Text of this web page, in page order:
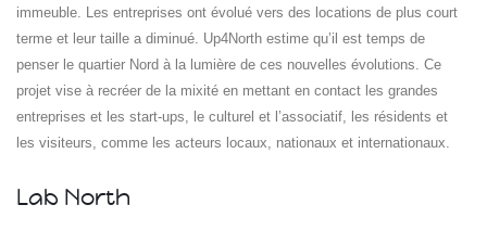
immeuble. Les entreprises ont évolué vers des locations de plus court
terme et leur taille a diminué. Up4North estime qu’il est temps de
penser le quartier Nord à la lumière de ces nouvelles évolutions. Ce
projet vise à recréer de la mixité en mettant en contact les grandes
entreprises et les start-ups, le culturel et l’associatif, les résidents et
les visiteurs, comme les acteurs locaux, nationaux et internationaux.
Lab North
Chine
Espagne
Brésil
VietNam
Mexique
Groupe